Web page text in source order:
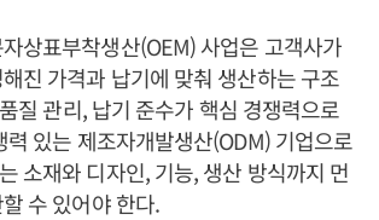
상표부착생산(OEM) 사업은 고객사가
진 가격과 납기에 맞춰 생산하는 구조
질 관리, 납기 준수가 핵심 경쟁력으로
력 있는 제조자개발생산(ODM) 기업으로
소재와 디자인, 기능, 생산 방식까지 먼
수 있어야 한다.